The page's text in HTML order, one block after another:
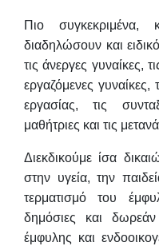
Πιο
διαδηλώσουν και
τις άνεργες γυναίκες,
εργαζόμενες γυναίκες,
εργασίας, τις
μαθήτριες και τις
Διεκδικούμε ίσα
στην υγεία, την
τερματισμό του
δημόσιες και
έμφυλης και